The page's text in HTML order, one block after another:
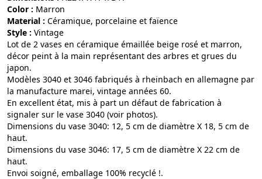
Color :
marron
Material :
céramique, porcelaine et faïence
Style :
vintage
Lot de 2 vases en céramique émaillée beige rosé et marron,
décor peint à la main représentant des arbres et grues du
japon.
Modèles 3040 et 3046 fabriqués à rheinbach en allemagne par
la manufacture marei, vintage années 60.
En excellent état, mis à part un défaut de fabrication à
signaler sur le vase 3040 (voir photos).
Dimensions du vase 3040: 12, 5 cm de diamètre X 18, 5 cm de
haut.
Dimensions du vase 3046: 17, 5 cm de diamètre X 22 cm de
haut.
Envoi soigné, emballage 100% recyclé !.